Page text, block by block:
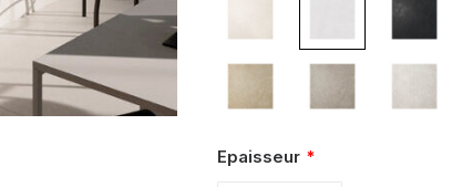
Epaisseur